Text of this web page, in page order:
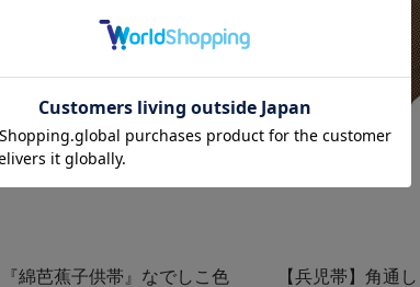
『綿芭蕉子供帯』なでしこ色 【兵児帯】角通